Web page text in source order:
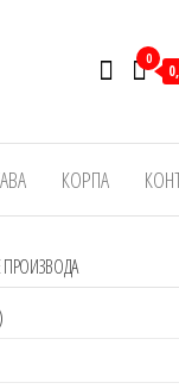
0
КОРПА
ПРОИЗВОДА